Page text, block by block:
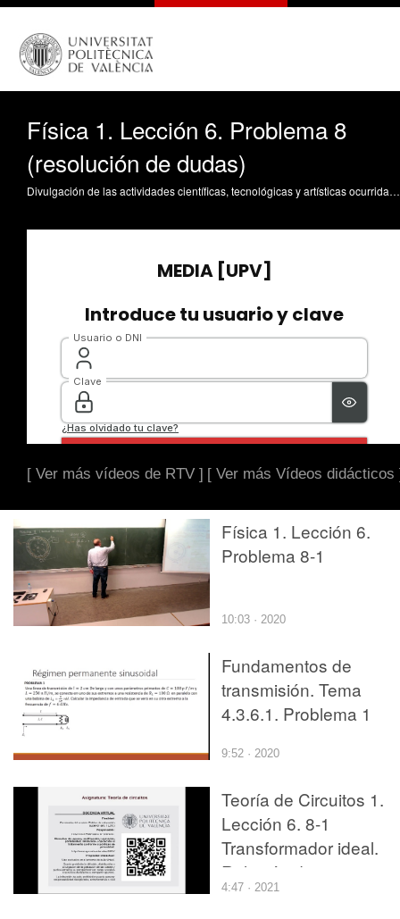
Física 1. Lección 6. Problema 8
(resolución de dudas)
Divulgación de las actividades científicas, tecnológicas y artísticas ocurridas en los tres campus de la UPV
[ Ver más vídeos de RTV ] [ Ver más Vídeos didácticos
Física 1. Lección 6.
Problema 8-1
10:03 · 2020
Fundamentos de
transmisión. Tema
4.3.6.1. Problema 1
9:52 · 2020
Teoría de Circuitos 1.
Lección 6. 8-1
Transformador ideal.
Relación de
transformación
4:47 · 2021